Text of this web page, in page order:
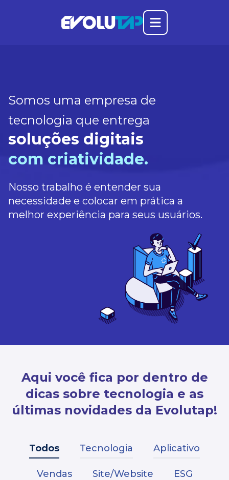
Abrir o menu
Somos uma empresa de
tecnologia que entrega
soluções digitais
com criatividade.
Nosso trabalho é entender sua
necessidade e colocar em prática a
melhor experiência para seus usuários.
Aqui você fica por dentro de
dicas sobre tecnologia e as
últimas novidades da Evolutap!
Todos Tecnologia Aplicativo
Vendas Site/Website ESG